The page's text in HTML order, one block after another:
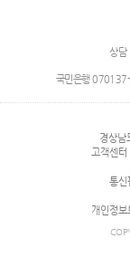
상담
국민은행
경상
고객센
통
개인정